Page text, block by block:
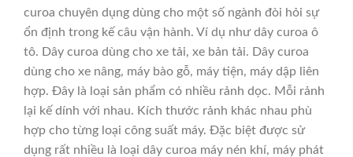
curoa chuyên dụng dùng cho một số ngành đòi hỏi sự
ổn định trong kế câu vận hành. Ví dụ như dây curoa ô
tô. Dây curoa dùng cho xe tải, xe bản tải. Dây curoa
dùng cho xe nâng, máy bào gỗ, máy tiện, máy dập liên
hợp. Đây là loại sản phẩm có nhiều rảnh dọc. Mỗi rảnh
lại kế dính với nhau. Kích thước rảnh khác nhau phù
hợp cho từng loại công suất máy. Đặc biệt được sử
dụng rất nhiều là loại dây curoa máy nén khí, máy phát